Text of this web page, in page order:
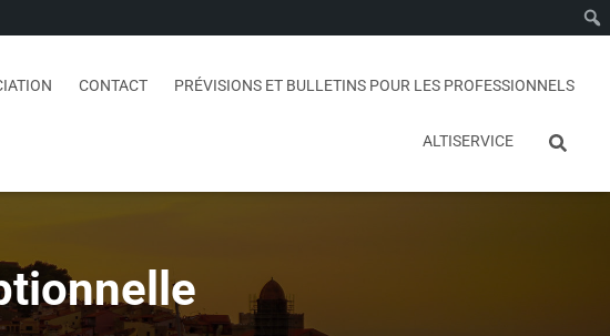
CONTACT PRÉVISIONS ET BULLETINS POUR LES PROFESSIONNELS
ALTISERVICE